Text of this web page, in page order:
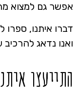
אפשר גם למצוא
דברו איתנו, ספרו
ואנו נדאג
התייעצו